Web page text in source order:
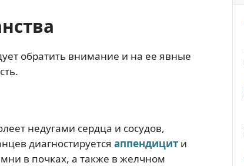
обратить внимание и на ее явные
недугами сердца и сосудов,
диагностируется аппендицит и
в почках, а также в желчном